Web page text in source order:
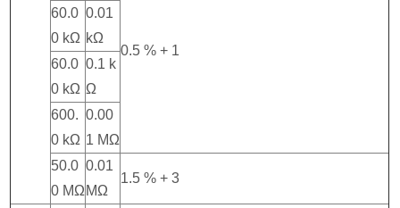
0.5 % + 1
60.0
0 kΩ
0.01
kΩ
60.0
0 kΩ
0.1 k
Ω
600.
0 kΩ
0.00
1 MΩ
50.0
0 MΩ
0.01
MΩ
1.5 % + 3